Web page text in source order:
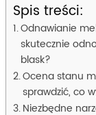
Spis treści:
Odnawianie
skutecznie
blask?
Ocena stanu
sprawdzić, co
Niezbędne